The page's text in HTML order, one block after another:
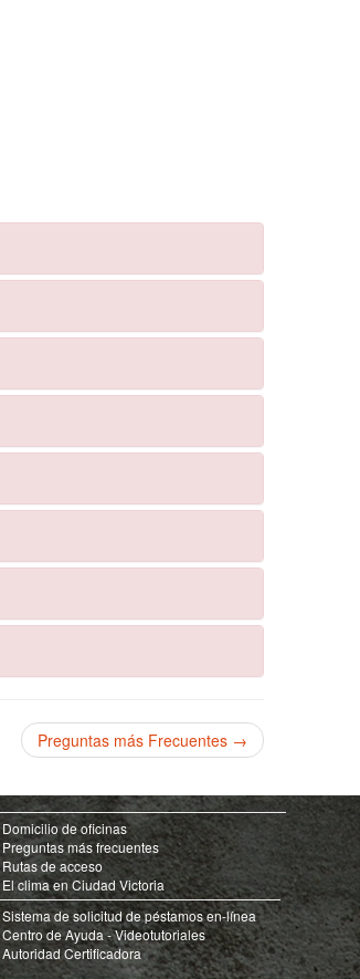
Preguntas más Frecuentes →
Domicilio de oficinas
Preguntas más frecuentes
Rutas de acceso
El clima en Ciudad Victoria
Sistema de solicitud de péstamos en-línea
Centro de Ayuda - Videotutoriales
Autoridad Certificadora